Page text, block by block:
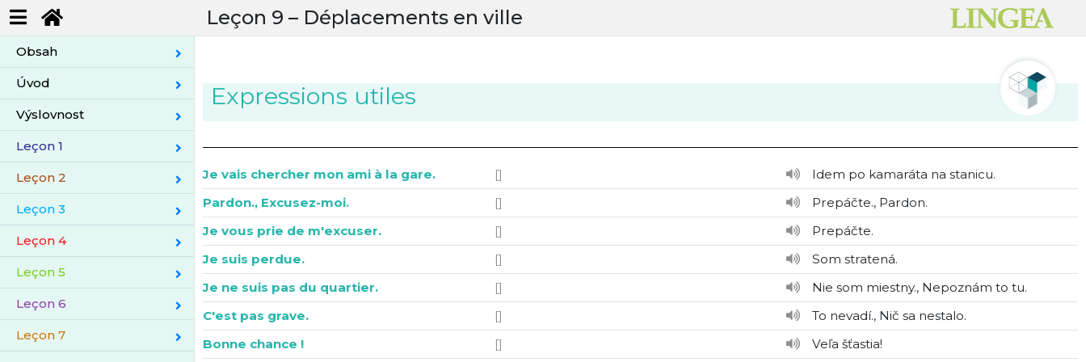
Leçon 9 – Déplacements en ville
Obsah
Úvod
Výslovnost
Leçon 1
Leçon 2
Leçon 3
Leçon 4
Leçon 5
Leçon 6
Leçon 7
Expressions utiles
Je vais chercher mon ami à la gare. []
Idem po kamaráta na stanicu.
Pardon., Excusez-moi.
[]
Prepáčte., Pardon.
Je vous prie de m'excuser.
[]
Prepáčte.
Je suis perdue.
[]
Som stratená.
Je ne suis pas du quartier.
[]
Nie som miestny., Nepoznám to tu.
C'est pas grave.
[]
To nevadí., Nič sa nestalo.
Bonne chance !
[]
Veľa šťastia!